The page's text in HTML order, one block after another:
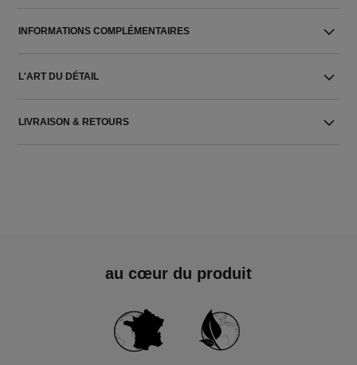
INFORMATIONS COMPLÉMENTAIRES
L'ART DU DÉTAIL
LIVRAISON & RETOURS
au cœur du produit